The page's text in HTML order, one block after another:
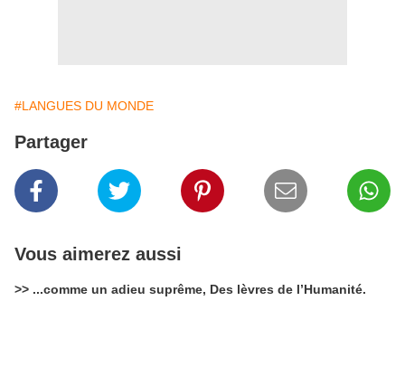
#LANGUES DU MONDE
Partager
Vous aimerez aussi
>> ...comme un adieu suprême, Des lèvres de l’Humanité.